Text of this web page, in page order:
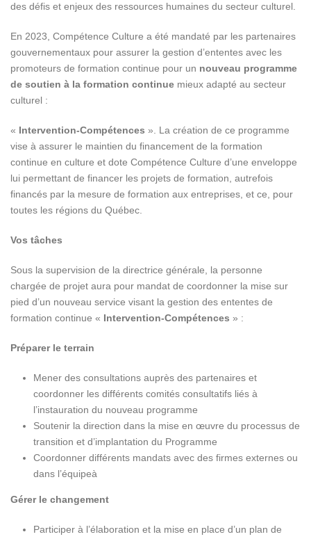
des défis et enjeux des ressources humaines du secteur culturel.
En 2023, Compétence Culture a été mandaté par les partenaires
gouvernementaux pour assurer la gestion d’ententes avec les
promoteurs de formation continue pour un nouveau programme
de soutien à la formation continue mieux adapté au secteur
culturel :
« Intervention-Compétences ». La création de ce programme
vise à assurer le maintien du financement de la formation
continue en culture et dote Compétence Culture d’une enveloppe
lui permettant de financer les projets de formation, autrefois
financés par la mesure de formation aux entreprises, et ce, pour
toutes les régions du Québec.
Vos tâches
Sous la supervision de la directrice générale, la personne
chargée de projet aura pour mandat de coordonner la mise sur
pied d’un nouveau service visant la gestion des ententes de
formation continue « Intervention-Compétences » :
Préparer le terrain
Mener des consultations auprès des partenaires et
coordonner les différents comités consultatifs liés à
l’instauration du nouveau programme
Soutenir la direction dans la mise en œuvre du processus de
transition et d’implantation du Programme
Coordonner différents mandats avec des firmes externes ou
dans l’équipeà
Gérer le changement
Participer à l’élaboration et la mise en place d’un plan de